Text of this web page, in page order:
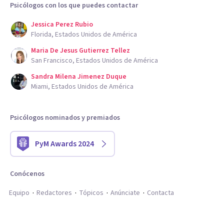
Psicólogos con los que puedes contactar
Jessica Perez Rubio
Florida, Estados Unidos de América
Maria De Jesus Gutierrez Tellez
San Francisco, Estados Unidos de América
Sandra Milena Jimenez Duque
Miami, Estados Unidos de América
Psicólogos nominados y premiados
PyM Awards 2024
Conócenos
Equipo
Redactores Tópicos Anúnciate Contacta